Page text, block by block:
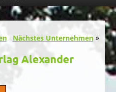
Nächstes Unternehmen»
Alexander